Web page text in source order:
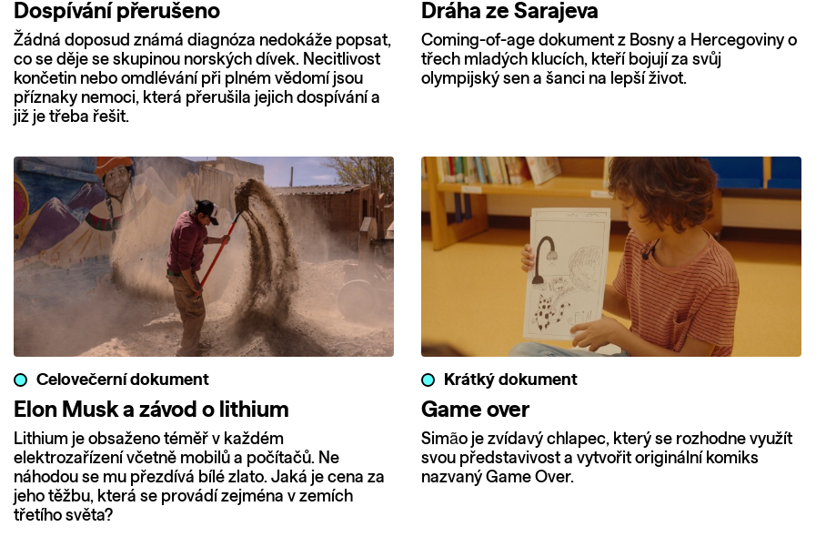
Dospívání přerušeno
Žádná doposud známá diagnóza nedokáže popsat,
co se děje se skupinou norských dívek. Necitlivost
končetin nebo omdlévání při plném vědomí jsou
příznaky nemoci, která přerušila jejich dospívání a
již je třeba řešit.
Dráha ze Sarajeva
Coming-of-age dokument z Bosny a Hercegoviny o
třech mladých klucích, kteří bojují za svůj
olympijský sen a šanci na lepší život.
Celovečerní dokument
Elon Musk a závod o lithium
Lithium je obsaženo téměř v každém
elektrozařízení včetně mobilů a počítačů. Ne
náhodou se mu přezdívá bílé zlato. Jaká je cena za
jeho těžbu, která se provádí zejména v zemích
třetího světa?
Krátký dokument
Game over
Simão je zvídavý chlapec, který se rozhodne využít
svou představivost a vytvořit originální komiks
nazvaný Game Over.